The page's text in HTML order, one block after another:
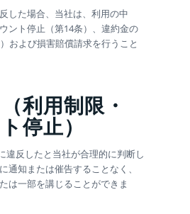
した場合、当社は、利用の中
ント停止（第14条）、違約金の
および損害賠償請求を行うこと
利用制限・
停止）
反したと当社が合理的に判断し
通知または催告することなく、
は一部を講じることができま